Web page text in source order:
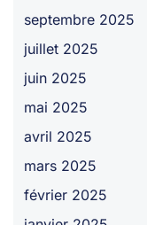
septembre 2025
juillet 2025
juin 2025
mai 2025
avril 2025
mars 2025
février 2025